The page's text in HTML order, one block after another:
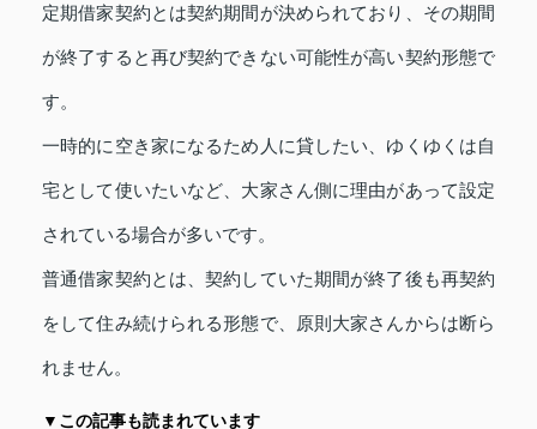
定期借家契約とは契約期間が決められており、その期間
が終了すると再び契約できない可能性が高い契約形態で
す。
一時的に空き家になるため人に貸したい、ゆくゆくは自
宅として使いたいなど、大家さん側に理由があって設定
されている場合が多いです。
普通借家契約とは、契約していた期間が終了後も再契約
をして住み続けられる形態で、原則大家さんからは断ら
れません。
▼この記事も読まれています